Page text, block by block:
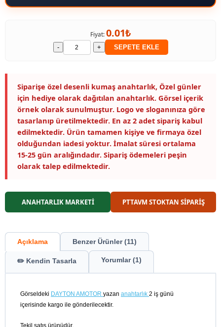
Fiyat:0.01₺
- + SEPETE EKLE
Siparişe özel desenli kumaş anahtarlık, Özel günler
için hediye olarak dağıtılan anahtarlık. Görsel içerik
örnek olarak sunulmuştur. Logo ve sloganınıza göre
tasarlanıp üretilmektedir. En az 2 adet sipariş kabul
edilmektedir. Ürün tamamen kişiye ve firmaya özel
olduğundan iadesi yoktur. İmalat süresi ortalama
15-25 gün aralığındadır. Sipariş ödemeleri peşin
olarak talep edilmektedir.
ANAHTARLIK MARKETİ PTTAVM STOKTAN SİPARİŞ
Açıklama Benzer Ürünler (11)
✏️ Kendin Tasarla Yorumlar (1)
Görseldeki DAYTON AMOTOR yazan anahtarlık 2 iş günü
içerisinde kargo ile gönderilecektir.